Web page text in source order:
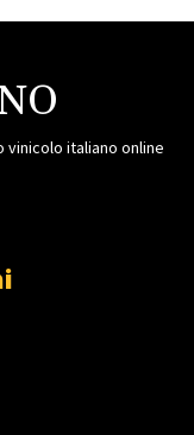
italiano online